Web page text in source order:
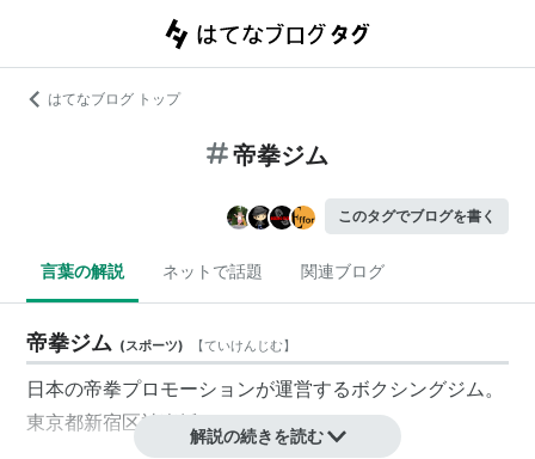
はてなブログ トップ
帝拳ジム
このタグでブログを書く
言葉の解説 ネットで話題 関連ブログ
帝拳ジム (スポーツ) 【ていけんじむ】
日本の帝拳プロモーションが運営するボクシングジム。
東京都新宿区神楽坂にある。
解説の続きを読む